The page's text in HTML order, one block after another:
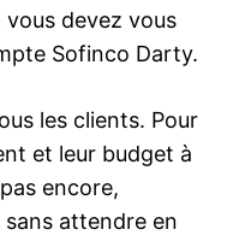
devez vous
Sofinco Darty.
les clients. Pour
et leur budget à
encore,
attendre en